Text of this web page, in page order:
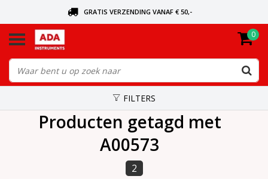
GRATIS VERZENDING VANAF € 50,-
VANDAAG BESTELD, VANDAAG VERZONDEN
0
FILTERS
Producten getagd met
A00573
2